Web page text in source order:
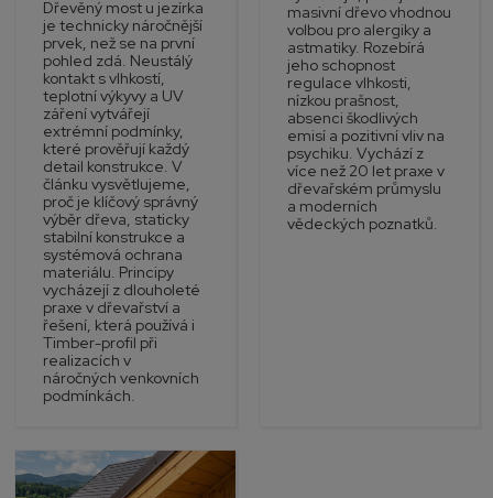
Dřevěný most u jezírka
je technicky náročnější
prvek, než se na první
pohled zdá. Neustálý
kontakt s vlhkostí,
teplotní výkyvy a UV
záření vytvářejí
extrémní podmínky,
které prověřují každý
detail konstrukce. V
článku vysvětlujeme,
proč je klíčový správný
výběr dřeva, staticky
stabilní konstrukce a
systémová ochrana
materiálu. Principy
vycházejí z dlouholeté
praxe v dřevařství a
řešení, která používá i
Timber-profil při
realizacích v
náročných venkovních
podmínkách.
masivní dřevo vhodnou
volbou pro alergiky a
astmatiky. Rozebírá
jeho schopnost
regulace vlhkosti,
nízkou prašnost,
absenci škodlivých
emisí a pozitivní vliv na
psychiku. Vychází z
více než 20 let praxe v
dřevařském průmyslu
a moderních
vědeckých poznatků.